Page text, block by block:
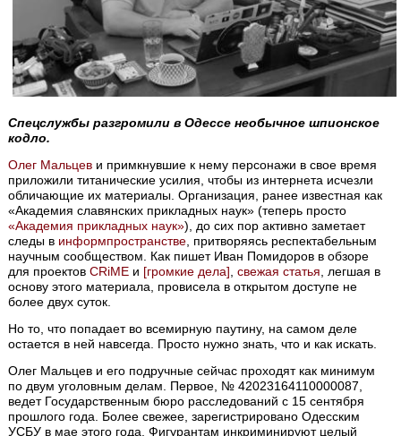
Спецслужбы разгромили в Одессе необычное шпионское
кодло.
Олег Мальцев и примкнувшие к нему персонажи в свое время
приложили титанические усилия, чтобы из интернета исчезли
обличающие их материалы. Организация, ранее известная как
«Академия славянских прикладных наук» (теперь просто
«Академия прикладных наук»), до сих пор активно заметает
следы в информпространстве, притворяясь респектабельным
научным сообществом. Как пишет Иван Помидоров в обзоре
для проектовCRiME и [громкие дела],свежая статья, легшая в
основу этого материала, провисела в открытом доступе не
более двух суток.
Но то, что попадает во всемирную паутину, на самом деле
остается в ней навсегда. Просто нужно знать, что и как искать.
Олег Мальцев и его подручные сейчас проходят как минимум
по двум уголовным делам. Первое, № 42023164110000087,
ведет Государственным бюро расследований с 15 сентября
прошлого года. Более свежее, зарегистрировано Одесским
УСБУ в мае этого года. Фигурантам инкриминируют целый